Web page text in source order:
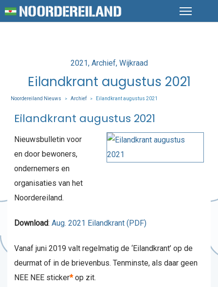
Posted
2021 Archief Wijkraad
Eilandkrant augustus 2021
Noordereiland Nieuws > Archief > Eilandkrant augustus 2021
Eilandkrant augustus 2021
Nieuwsbulletin voor
en door bewoners,
ondernemers en
organisaties van het
Noordereiland.
Download: Aug. 2021 Eilandkrant (PDF)
Vanaf juni 2019 valt regelmatig de ‘Eilandkrant’ op de
deurmat of in de brievenbus. Tenminste, als daar geen
NEE NEE sticker*op zit.